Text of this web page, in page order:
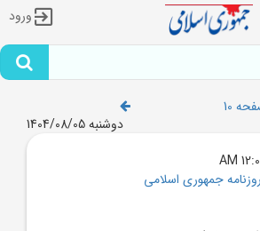
ورود
10
دوشنبه 1404/08/05
روزنامه جمهوری اسلامی